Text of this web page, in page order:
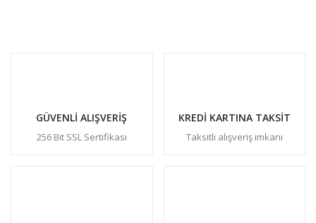
GÜVENLİ ALIŞVERİŞ
256 Bit SSL Sertifikası
KREDİ KARTINA TAKSİT
Taksitli alışveriş imkanı